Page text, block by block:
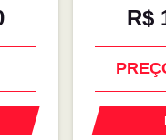
R$